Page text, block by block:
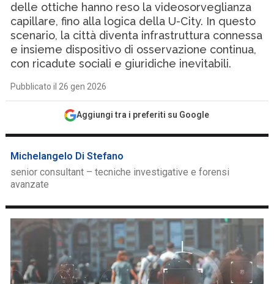
delle ottiche hanno reso la videosorveglianza
capillare, fino alla logica della U-City. In questo
scenario, la città diventa infrastruttura connessa
e insieme dispositivo di osservazione continua,
con ricadute sociali e giuridiche inevitabili.
Pubblicato il 26 gen 2026
Aggiungi tra i preferiti su Google
Michelangelo Di Stefano
senior consultant – tecniche investigative e forensi
avanzate